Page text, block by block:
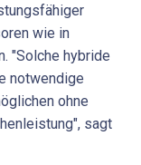
wie in
"Solche hybride
notwendige
ohne
sagt